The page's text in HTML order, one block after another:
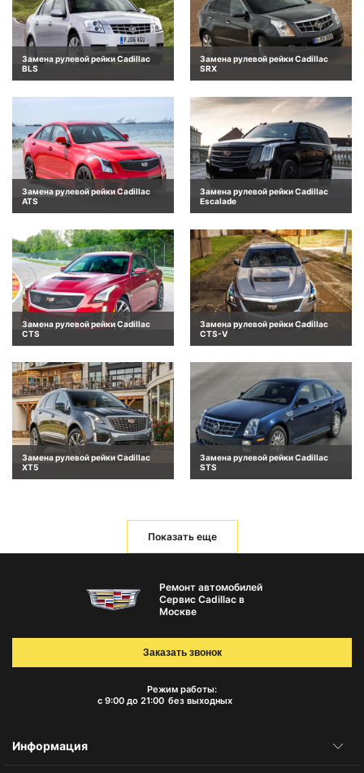
Замена рулевой рейки Cadillac
BLS
Замена рулевой рейки Cadillac
SRX
Замена рулевой рейки Cadillac
ATS
Замена рулевой рейки Cadillac
Escalade
Замена рулевой рейки Cadillac
CTS
Замена рулевой рейки Cadillac
CTS-V
Замена рулевой рейки Cadillac
XT5
Замена рулевой рейки Cadillac
STS
Показать еще
Ремонт автомобилей
Сервис Cadillac в
Москве
Режим работы:
с 9:00 до 21:00 без выходных
Заказать звонок
Информация